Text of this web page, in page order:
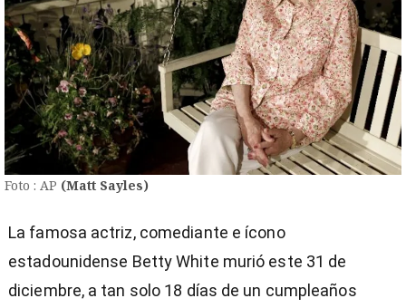
Foto : AP (Matt Sayles)
La famosa actriz, comediante e ícono
estadounidense Betty White murió este 31 de
diciembre, a tan solo 18 días de un cumpleaños